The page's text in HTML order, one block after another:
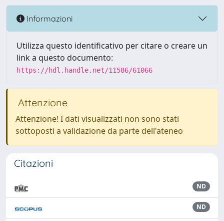
Informazioni
Utilizza questo identificativo per citare o creare un
link a questo documento:
https://hdl.handle.net/11586/61066
Attenzione
Attenzione! I dati visualizzati non sono stati
sottoposti a validazione da parte dell'ateneo
Citazioni
ND
ND